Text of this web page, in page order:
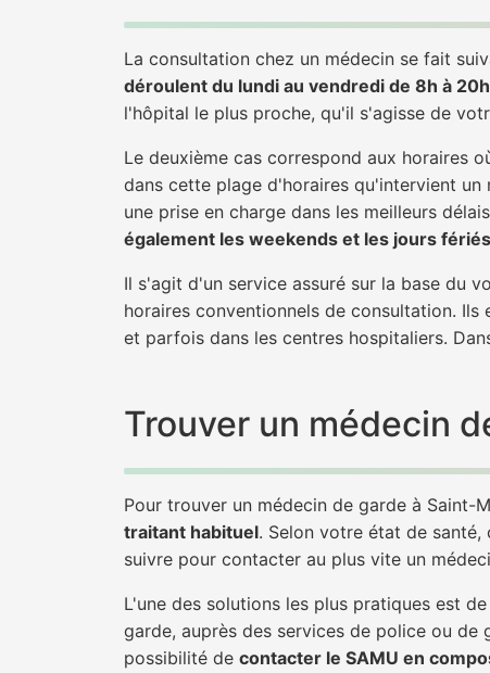
La consultation chez un médecin se fait
déroulent du lundi au vendredi de 8h à 20h
l'hôpital le plus proche, qu'il s'agisse de
Le deuxième cas correspond aux horaires
dans cette plage d'horaires qu'intervient
une prise en charge dans les meilleurs
également les weekends et les jours
Il s'agit d'un service assuré sur la base du
horaires conventionnels de consultation. Ils
et parfois dans les centres hospitaliers.
Trouver un médecin
Pour trouver un médecin de garde à Saint-
traitant habituel. Selon votre état de
suivre pour contacter au plus vite un
L'une des solutions les plus pratiques est
garde, auprès des services de police ou de
possibilité de contacter le SAMU en